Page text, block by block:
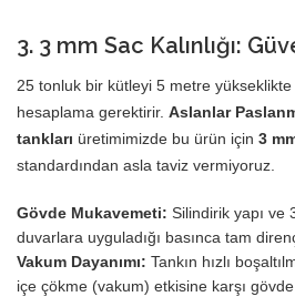
3. 3 mm Sac Kalınlığı:
25 tonluk bir kütleyi 5 metre
hesaplama gerektirir. Aslanlar
tankları üretimimizde bu ürün için 3
standardından asla taviz vermiyoruz.
Gövde Mukavemeti: Silindirik yapı ve
duvarlara uyguladığı basınca tam
Vakum Dayanımı: Tankın hızlı
içe çökme (vakum) etkisine karşı